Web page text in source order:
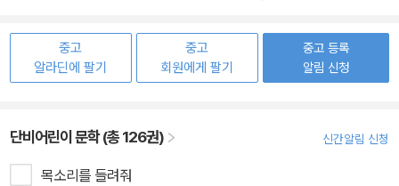
중고
알라딘에 팔기
중고
회원에게 팔기
중고 등록
알림 신청
단비어린이 문학 (총 126권) 신간알림 신청
목소리를 들려줘